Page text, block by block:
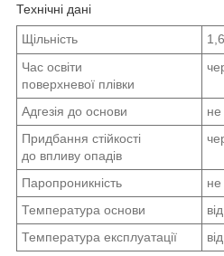
Технічні дані
Щільність
Час освіти
поверхневої плівки
Адгезія до основи
Придбання стійкості
до впливу опадів
Паропроникність
Температура основи
Температура експлуатації